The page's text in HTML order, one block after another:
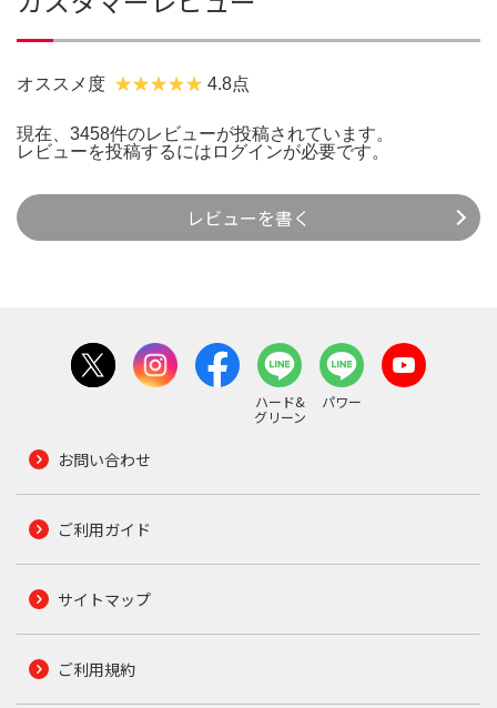
オススメ度 4.8点
現在、3458件のレビューが投稿されています。
レビューを投稿するには ログインが必要です。
レビューを書く
ハード&
グリーン
パワー
お問い合わせ
ご利用ガイド
サイトマップ
ご利用規約